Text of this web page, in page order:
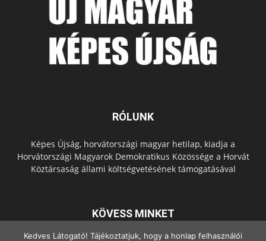
RÓLUNK
Képes Újság, horvátországi magyar hetilap, kiadja a
Horvátországi Magyarok Demokratikus Közössége a Horvát
Köztársaság állami költségvetésének támogatásával
KÖVESS MINKET
Kedves Látogató! Tájékoztatjuk, hogy a honlap felhasználói